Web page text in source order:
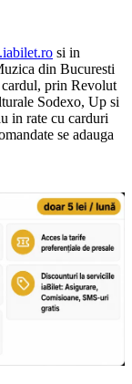
si in
din Bucuresti
prin Revolut
Sodexo, Up si
in rate cu carduri
se adauga